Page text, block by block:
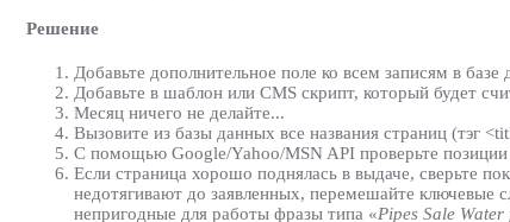
Решение
Добавьте дополнительное поле ко всем записям в
Добавьте в шаблон или CMS скрипт, который будет
Месяц ничего не делайте...
Вызовите из базы данных все названия страниц (тэг
С помощью Google/Yahoo/MSN API проверьте
Если страница хорошо поднялась в выдаче, сверьте
недотягивают до заявленных, перемешайте ключевые
непригодные для работы фразы типа «Pipes Sale